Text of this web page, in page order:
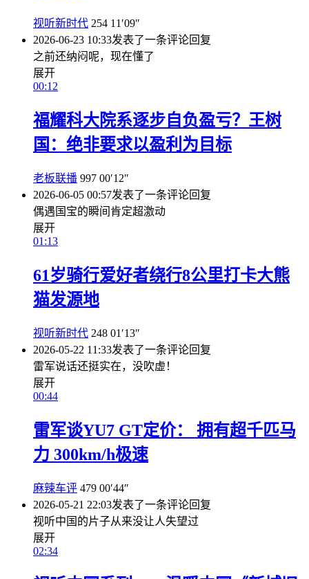
视听新时代 254 11′09″
2026-06-23 10:33发表了一条评论回复
之前还纳闷呢，现在懂了
展开
00:12
福耀科大院系逐步自负盈亏？王树
国：绝非要求以盈利为目标
老板联播 997 00′12″
2026-06-05 00:57发表了一条评论回复
偶遇国宝的瞬间肯定超激动
展开
01:13
61岁骑行爱好者绕行8公里打卡大熊
猫发源地
视听新时代 248 01′13″
2026-05-22 11:33发表了一条评论回复
雷军说话还挺实在，没吹虚！
展开
00:44
雷军谈YU7 GT定价： 拥有超千匹马
力 300km/h极速
麻辣车评 479 00′44″
2026-05-21 22:03发表了一条评论回复
视听中国的片子从来没让人失望过
展开
02:34